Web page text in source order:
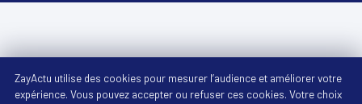
ZayActu utilise des cookies pour mesurer l’audience et améliorer votre
expérience. Vous pouvez accepter ou refuser ces cookies. Votre choix